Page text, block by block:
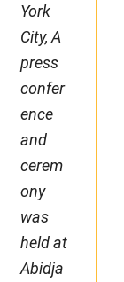
York
City, A
press
confer
ence
and
cerem
ony
was
held at
Abidja